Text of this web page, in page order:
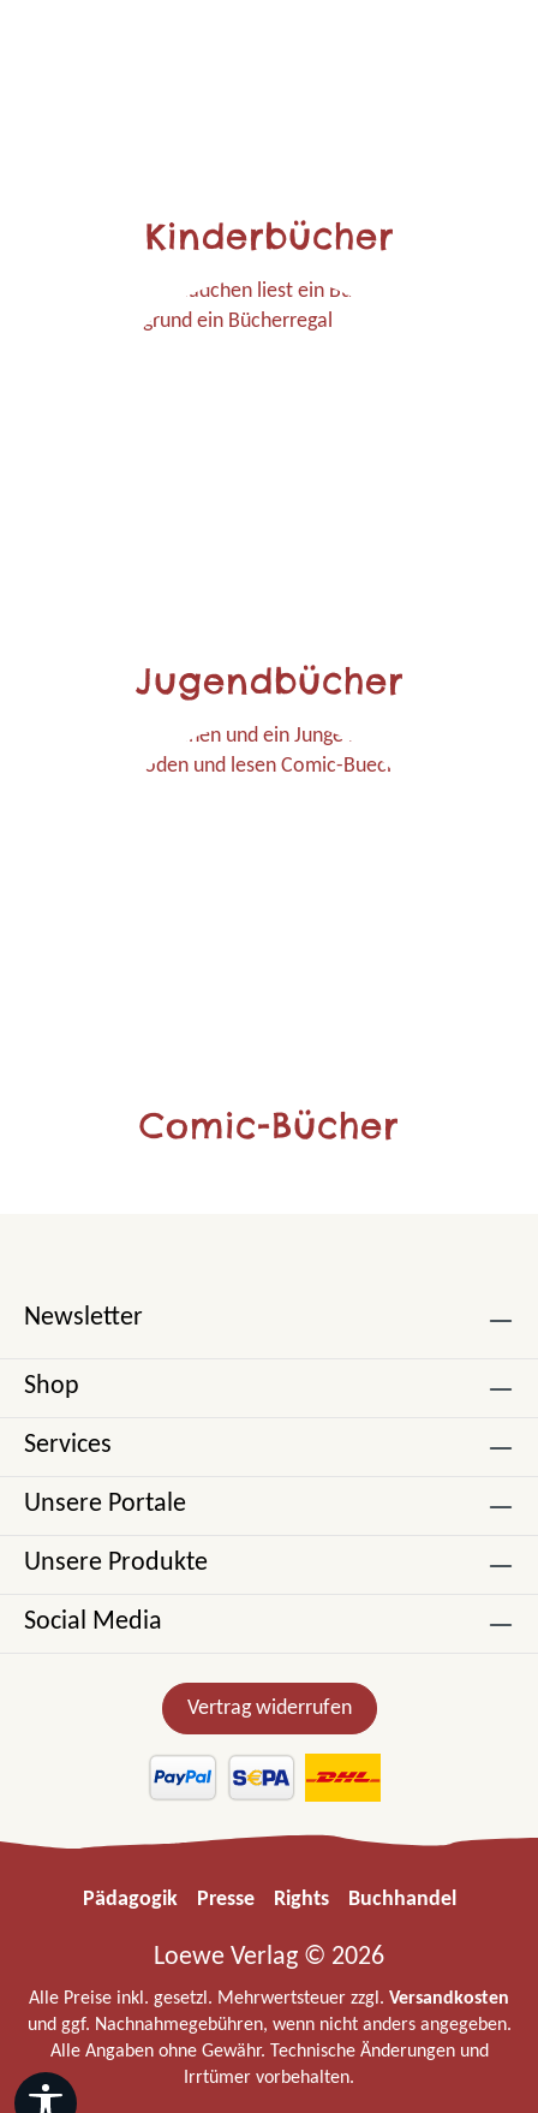
Kinderbücher
Jugendbücher
Comic-Bücher
Newsletter
Shop
Services
Unsere Portale
Unsere Produkte
Social Media
Vertrag widerrufen
Pädagogik Presse Rights Buchhandel
Loewe Verlag © 2026
Alle Preise inkl. gesetzl. Mehrwertsteuer zzgl. Versandkosten
und ggf. Nachnahmegebühren, wenn nicht anders angegeben.
Alle Angaben ohne Gewähr. Technische Änderungen und
Irrtümer vorbehalten.
Werkzeugleiste anzeigen